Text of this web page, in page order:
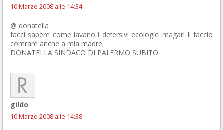
10 Marzo 2008 alle 14:34
@ donatella
facci sapere come lavano i detersivi ecologici magari li faccio
comrare anche a mia madre.
DONATELLA SINDACO DI PALERMO SUBITO.
gildo
10 Marzo 2008 alle 14:38